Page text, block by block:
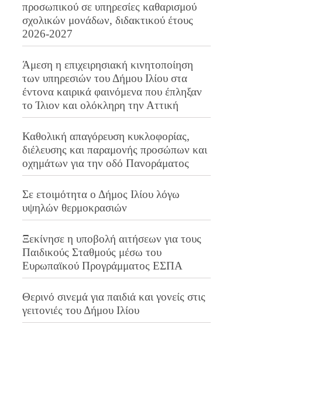
προσωπικού σε υπηρεσίες καθαρισμού
σχολικών μονάδων, διδακτικού έτους
2026-2027
Άμεση η επιχειρησιακή κινητοποίηση
των υπηρεσιών του Δήμου Ιλίου στα
έντονα καιρικά φαινόμενα που έπληξαν
το Ίλιον και ολόκληρη την Αττική
Καθολική απαγόρευση κυκλοφορίας,
διέλευσης και παραμονής προσώπων και
οχημάτων για την οδό Πανοράματος
Σε ετοιμότητα ο Δήμος Ιλίου λόγω
υψηλών θερμοκρασιών
Ξεκίνησε η υποβολή αιτήσεων για τους
Παιδικούς Σταθμούς μέσω του
Ευρωπαϊκού Προγράμματος ΕΣΠΑ
Θερινό σινεμά για παιδιά και γονείς στις
γειτονιές του Δήμου Ιλίου